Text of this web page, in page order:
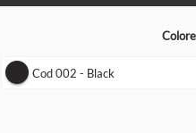
Cod 002 - Black